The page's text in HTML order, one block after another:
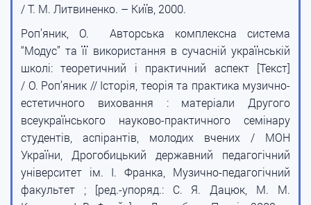
/ Т. М. Литвиненко. – Київ, 2000.
Роп’яник, О. Авторська комплексна система
“Модус” та її використання в сучасній українській
школі: теоретичний і практичний аспект [Текст]
/ О. Роп’яник // Історія, теорія та практика музично-
естетичного виховання : матеріали Другого
всеукраїнського науково-практичного семінару
студентів, аспірантів, молодих вчених / МОН
України, Дрогобицький державний педагогічний
університет ім. І. Франка, Музично-педагогічний
факультет ; [ред.-упоряд.: С. Я. Дацюк, М. М.